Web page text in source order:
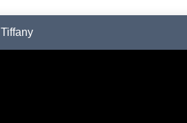
Tiffany